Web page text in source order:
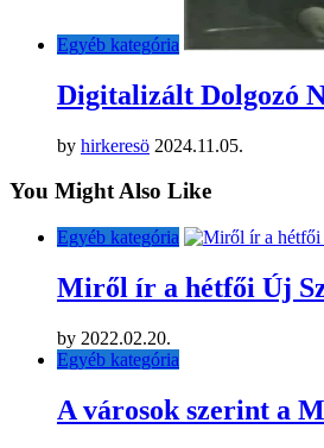
Egyéb kategória
Digitalizált Dolgozó
by hirkeresö 2024.11.05.
You Might Also Like
Egyéb kategória
Miről ír a hétfői Új
by 2022.02.20.
Egyéb kategória
A városok szerint a